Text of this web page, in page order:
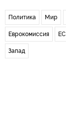
Политика Мир
Еврокомиссия ЕС
Запад